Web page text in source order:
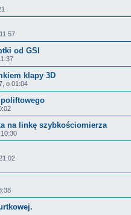
od GSI
klapy 3D
o 01:04
na linkę szybkościomierza